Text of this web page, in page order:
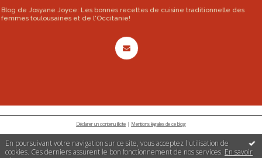
En poursuivant votre navigation sur ce site, vous acceptez l'utilisation de
cookies. Ces derniers assurent le bon fonctionnement de nos services. En savoir
Blog de Josyane Joyce: Les bonnes recettes de cuisine traditionnelle des
femmes toulousaines et de l'Occitanie!
Déclarer un contenu illicite | Mentions légales de ce blog